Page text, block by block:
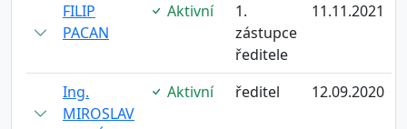
FILIP
PACAN
Aktivní
1.
zástupce
ředitele
11.11.2021
Ing.
MIROSLAV
Aktivní ředitel 12.09.2020